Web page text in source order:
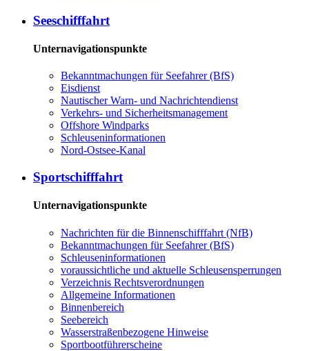
See­schiff­fahrt
Unternavigationspunkte
Be­kannt­ma­chun­gen für See­fah­rer (BfS)
Eis­dienst
Nau­ti­scher Warn-​ und Nach­rich­ten­dienst
Ver­kehrs-​ und Si­cher­heits­ma­na­ge­ment
Offs­ho­re Wind­parks
Schleu­sen­in­for­ma­tio­nen
Nord-​Ost­see-​Ka­nal
Sport­schiff­fahrt
Unternavigationspunkte
Nach­rich­ten für die Bin­nen­schiff­fahrt (NfB)
Be­kannt­ma­chun­gen für See­fah­rer (BfS)
Schleu­sen­in­for­ma­tio­nen
voraussichtliche und aktuelle Schleusensperrungen
Ver­zeich­nis Rechts­ver­ord­nun­gen
All­ge­mei­ne In­for­ma­tio­nen
Bin­nen­be­reich
See­be­reich
Was­ser­stra­ßen­be­zo­ge­ne Hin­wei­se
Sport­boot­füh­rer­schei­ne